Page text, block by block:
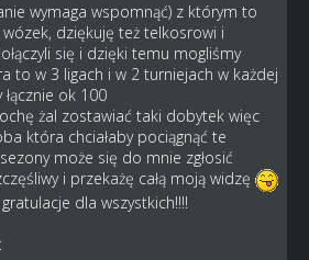
wymaga wspomnąć) z którym to
dziękuję też telkosrowi i
się i dzięki temu mogliśmy
to w 3 ligach i w 2 turniejach w każdej
ok 100
żal zostawiać taki dobytek więc
która chciałaby pociągnąć te
może się do mnie zgłosić
i przekażę całą moją widzę
dla wszystkich!!!!